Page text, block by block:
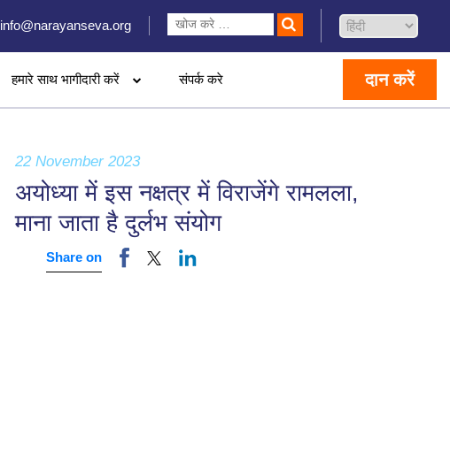
info@narayanseva.org
हमारे साथ भागीदारी करें संपर्क करे दान करें
22 November 2023
अयोध्या में इस नक्षत्र में विराजेंगे रामलला,
माना जाता है दुर्लभ संयोग
Share on